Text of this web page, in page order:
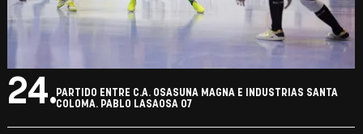
24.PARTIDO ENTRE C.A. OSASUNA MAGNA E INDUSTRIAS SANTA
COLOMA. PABLO LASAOSA 07